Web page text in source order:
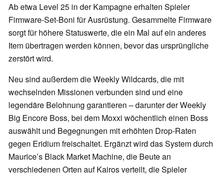
Ab etwa Level 25 in der Kampagne erhalten Spieler
Firmware-Set-Boni für Ausrüstung. Gesammelte Firmware
sorgt für höhere Statuswerte, die ein Mal auf ein anderes
Item übertragen werden können, bevor das ursprüngliche
zerstört wird.
Neu sind außerdem die Weekly Wildcards, die mit
wechselnden Missionen verbunden sind und eine
legendäre Belohnung garantieren – darunter der Weekly
Big Encore Boss, bei dem Moxxi wöchentlich einen Boss
auswählt und Begegnungen mit erhöhten Drop-Raten
gegen Eridium freischaltet. Ergänzt wird das System durch
Maurice’s Black Market Machine, die Beute an
verschiedenen Orten auf Kairos verteilt, die Spieler